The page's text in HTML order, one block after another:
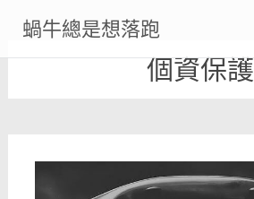
content
蝸牛總是想落跑
個資保護